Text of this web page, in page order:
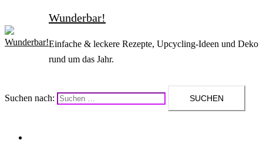
Wunderbar!
Einfache & leckere Rezepte, Upcycling-Ideen und Deko
rund um das Jahr.
Suchen nach: